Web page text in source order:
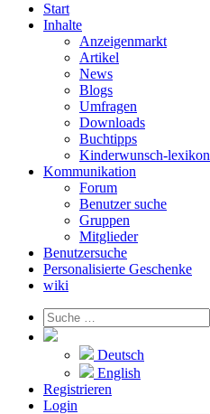
Start
Inhalte
Anzeigenmarkt
Artikel
News
Blogs
Umfragen
Downloads
Buchtipps
Kinderwunsch-lexikon
Kommunikation
Forum
Benutzer suche
Gruppen
Mitglieder
Benutzersuche
Personalisierte Geschenke
wiki
Deutsch
English
Registrieren
Login